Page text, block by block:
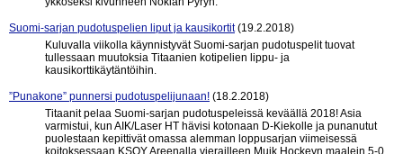
Suomi-sarjan pudotuspelien liput ja kausikortit (19.2.2018)
Kuluvalla viikolla käynnistyvät Suomi-sarjan pudotuspelit tuovat
tullessaan muutoksia Titaanien kotipelien lippu- ja
kausikorttikäytäntöihin.
”Punakone” punnersi pudotuspelijunaan! (18.2.2018)
Titaanit pelaa Suomi-sarjan pudotuspeleissä keväällä 2018! Asia
varmistui, kun AIK/Laser HT hävisi kotonaan D-Kiekolle ja punanutut
puolestaan kepittivät omassa alemman loppusarjan viimeisessä
koitoksessaan KSOY Areenalla vierailleen Muik Hockeyn maalein 5-0